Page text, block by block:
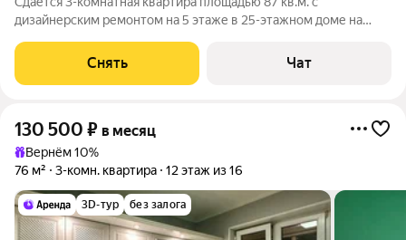
дизайнерским ремонтом на 5 этаже в 25-этажном доме на
Дом - монолитный.
Снять Чат
130 500 ₽ в месяц
Вернём 10%
76 м²
3-комн. квартира 12 этаж из 16
3D-тур без залога